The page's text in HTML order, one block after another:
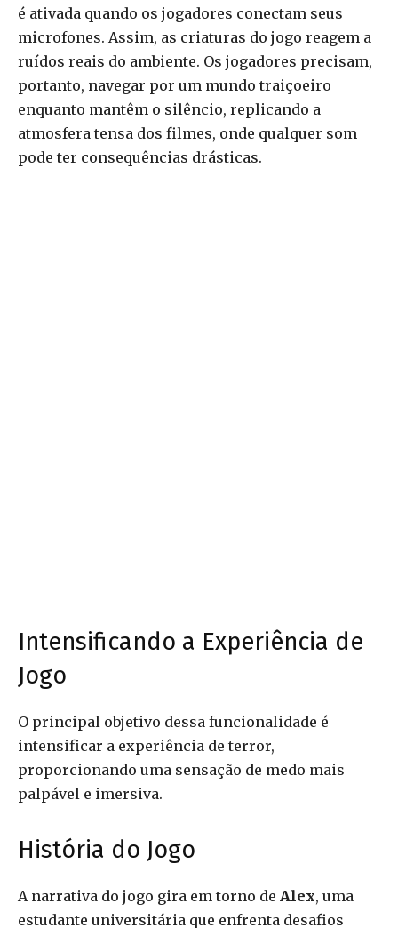
é ativada quando os jogadores conectam seus
microfones. Assim, as criaturas do jogo reagem a
ruídos reais do ambiente. Os jogadores precisam,
portanto, navegar por um mundo traiçoeiro
enquanto mantêm o silêncio, replicando a
atmosfera tensa dos filmes, onde qualquer som
pode ter consequências drásticas.
Intensificando a Experiência de
Jogo
O principal objetivo dessa funcionalidade é
intensificar a experiência de terror,
proporcionando uma sensação de medo mais
palpável e imersiva.
História do Jogo
A narrativa do jogo gira em torno de Alex, uma
estudante universitária que enfrenta desafios